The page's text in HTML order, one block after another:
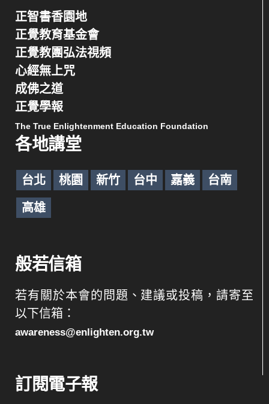
正智書香園地
正覺教育基金會
正覺教團弘法視頻
心經無上咒
成佛之道
正覺學報
The True Enlightenment Education Foundation
各地講堂
台北 桃園 新竹 台中 嘉義 台南
高雄
般若信箱
若有關於本會的問題、建議或投稿，請寄至
以下信箱：
awareness@enlighten.org.tw
訂閱電子報